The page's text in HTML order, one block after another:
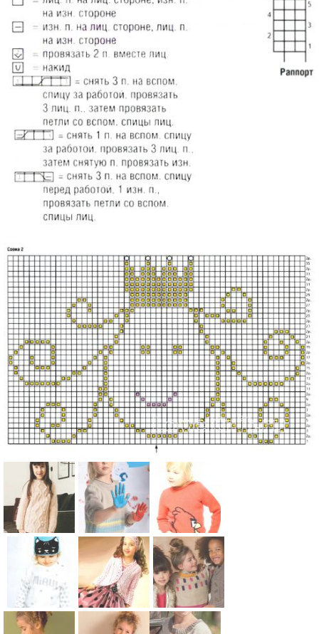
Схема:
детский
джемпер с
арановым
узором для
Схема:
детский
свитер с
цветным
рисунком
Схема:
детский
джемпер с
рисунком
«angry